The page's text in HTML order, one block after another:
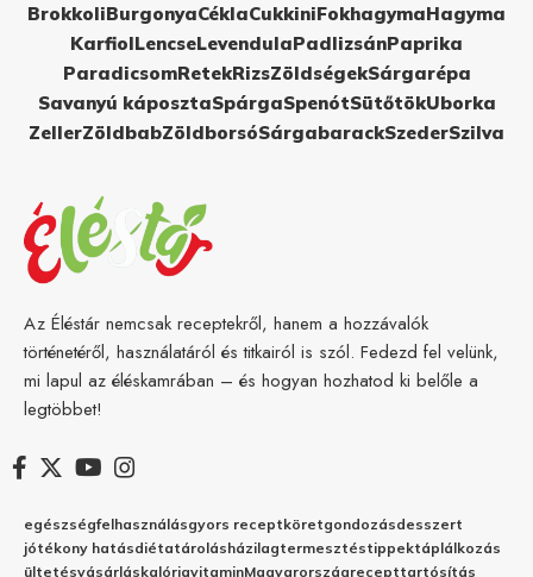
BrokkoliBurgonyaCéklaCukkiniFokhagymaHagyma
KarfiolLencseLevendulaPadlizsánPaprika
ParadicsomRetekRizsZöldségekSárgarépa
Savanyú káposztaSpárgaSpenótSütőtökUborka
ZellerZöldbabZöldborsóSárgabarackSzederSzilva
Az Éléstár nemcsak receptekről, hanem a hozzávalók
történetéről, használatáról és titkairól is szól. Fedezd fel velünk,
mi lapul az éléskamrában – és hogyan hozhatod ki belőle a
legtöbbet!
egészségfelhasználásgyors receptköretgondozásdesszert
jótékony hatásdiétatárolásházilagtermesztéstippektáplálkozás
ültetésvásárláskalóriavitaminMagyarországrecepttartósítás